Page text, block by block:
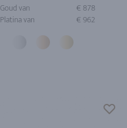
Goud van
€ 878
Platina van
€ 962